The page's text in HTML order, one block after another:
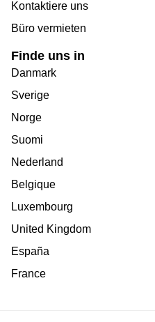
Kontaktiere uns
Büro vermieten
Finde uns in
Danmark
Sverige
Norge
Suomi
Nederland
Belgique
Luxembourg
United Kingdom
España
France